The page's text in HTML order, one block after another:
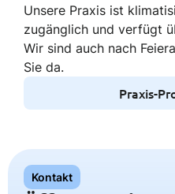
Unsere Praxis ist
zugänglich und verfügt
Wir sind auch nach
Sie da.
Praxis-
Kontakt